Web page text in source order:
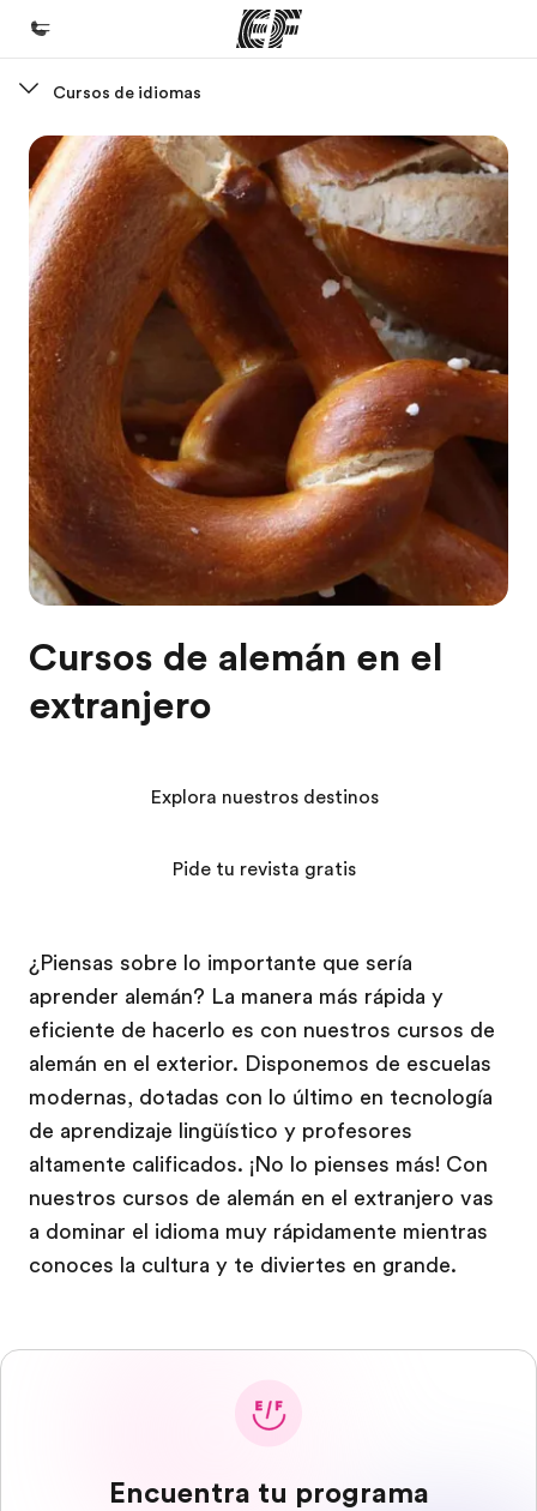
Bienvenido a EF
Programas
Ver todo lo que hacemos
Oficinas
Encuentra una oficina
Sobre nosotros
Quiénes somos
Trabajos
Únete al equipo
Cursos de idiomas
Cursos de alemán en el
extranjero
¿Piensas sobre lo importante que sería
aprender alemán? La manera más rápida y
eficiente de hacerlo es con nuestros cursos de
alemán en el exterior. Disponemos de escuelas
modernas, dotadas con lo último en tecnología
de aprendizaje lingüístico y profesores
altamente calificados. ¡No lo pienses más! Con
nuestros cursos de alemán en el extranjero vas
a dominar el idioma muy rápidamente mientras
conoces la cultura y te diviertes en grande.
Explora nuestros destinos
Pide tu revista gratis
Encuentra tu programa